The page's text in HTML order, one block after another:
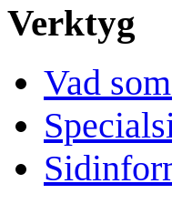
Verktyg
Vad